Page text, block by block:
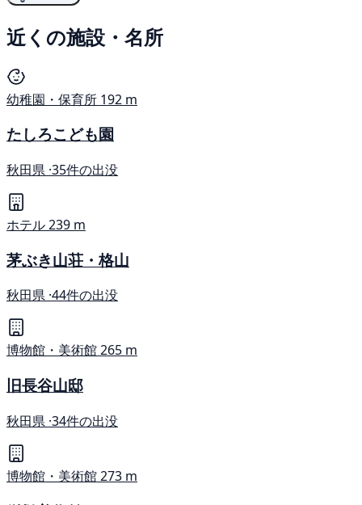
近くの施設・名所
幼稚園・保育所 192 m
たしろこども園
秋田県 ·35件の出没
ホテル239 m
茅ぶき山荘・格山
秋田県 ·44件の出没
博物館・美術館265 m
旧長谷山邸
秋田県 ·34件の出没
博物館・美術館273 m